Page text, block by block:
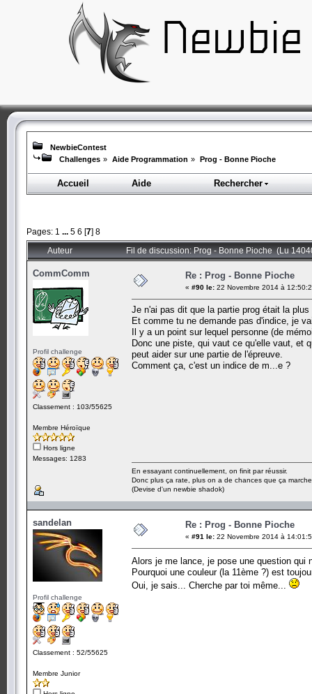
NewbieContest
Challenges » Aide Programmation » Prog - Bonne Pioche
Accueil Aide Rechercher
Pages: 1 ... 5 6 [7] 8
Auteur Fil de discussion: Prog - Bonne Pioche (Lu
CommComm
Profil challenge
Classement : 103/55625
Membre Héroïque
Hors ligne
Messages: 1283
Re : Prog - Bonne Pioche
« #90 le: 22 Novembre 2014 à
Je n'ai pas dit que la partie prog était la
Et comme tu ne demande pas d'indice, je
Il y a un point sur lequel personne (de
Donc une piste, qui vaut ce qu'elle vaut, et
peut aider sur une partie de l'épreuve.
Comment ça, c'est un indice de m...e ?
En essayant continuellement, on finit par réussir.
Donc plus ça rate, plus on a de chances que ça
(Devise d'un newbie shadok)
sandelan
Profil challenge
Classement : 52/55625
Membre Junior
Re : Prog - Bonne Pioche
« #91 le: 22 Novembre 2014 à
Alors je me lance, je pose une question qui
Pourquoi une couleur (la 11ème ?) est
Oui, je sais... Cherche par toi même...